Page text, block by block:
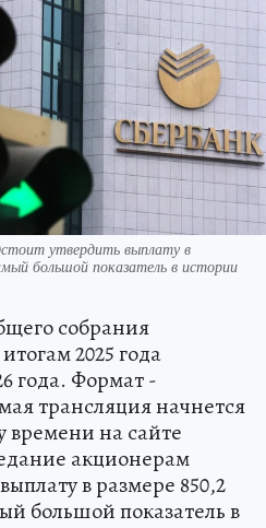
утвердить выплату в
большой показатель в истории
собрания
2025 года
года. Формат -
трансляция начнется
времени на сайте
акционерам
в размере 850,2
большой показатель в